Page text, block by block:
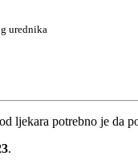
urednika
ljekara potrebno je da
.